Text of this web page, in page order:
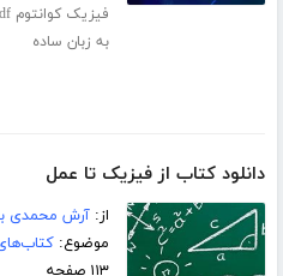
فیزیک کوانتوم pdf
به زبان ساده
دانلود کتاب از فیزیک تا عمل
از:آرش محمدی
موضوع:
۱۱۳ صفحه